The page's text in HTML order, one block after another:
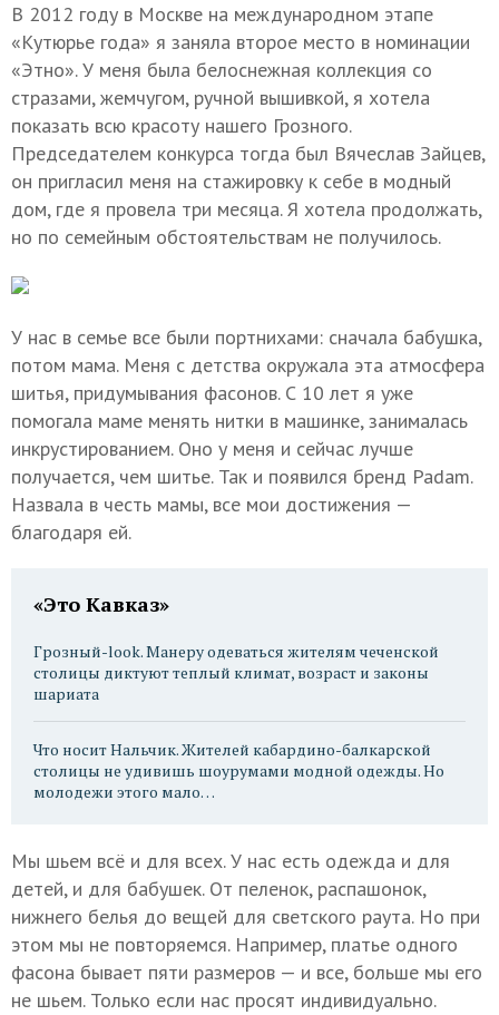
В 2012 году в Москве на международном этапе
«Кутюрье года» я заняла второе место в номинации
«Этно». У меня была белоснежная коллекция со
стразами, жемчугом, ручной вышивкой, я хотела
показать всю красоту нашего Грозного.
Председателем конкурса тогда был Вячеслав Зайцев,
он пригласил меня на стажировку к себе в модный
дом, где я провела три месяца. Я хотела продолжать,
но по семейным обстоятельствам не получилось.
У нас в семье все были портнихами: сначала бабушка,
потом мама. Меня с детства окружала эта атмосфера
шитья, придумывания фасонов. С 10 лет я уже
помогала маме менять нитки в машинке, занималась
инкрустированием. Оно у меня и сейчас лучше
получается, чем шитье. Так и появился бренд Padam.
Назвала в честь мамы, все мои достижения —
благодаря ей.
«Это Кавказ»
Грозный-look. Манеру одеваться жителям чеченской
столицы диктуют теплый климат, возраст и законы
шариата
Что носит Нальчик. Жителей кабардино-балкарской
столицы не удивишь шоурумами модной одежды. Но
молодежи этого мало…
Мы шьем всё и для всех. У нас есть одежда и для
детей, и для бабушек. От пеленок, распашонок,
нижнего белья до вещей для светского раута. Но при
этом мы не повторяемся. Например, платье одного
фасона бывает пяти размеров — и все, больше мы его
не шьем. Только если нас просят индивидуально.